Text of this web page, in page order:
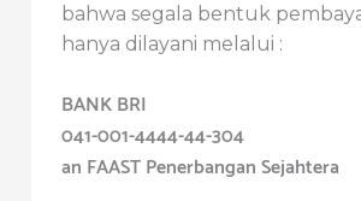
bahwa segala bentuk
hanya dilayani melalui :
BANK BRI
041-001-4444-44-304
an FAAST Penerbangan Sejahtera